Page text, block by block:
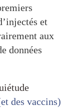
et
aux
données
des vaccins)